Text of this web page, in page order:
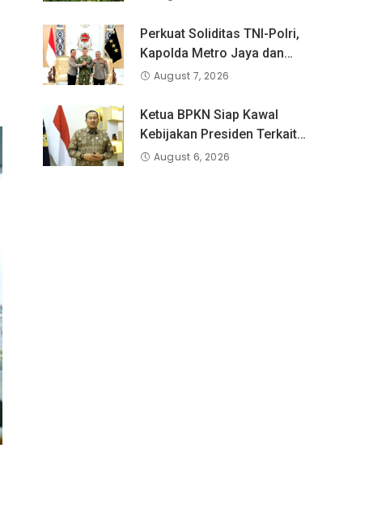
Perkuat Soliditas TNI-Polri,
Kapolda Metro Jaya dan
Pangdam Jaya Kunjungi
August 7, 2026
Ketua BPKN Siap Kawal
Kebijakan Presiden Terkait
Potongan Biaya Bagi
August 6, 2026